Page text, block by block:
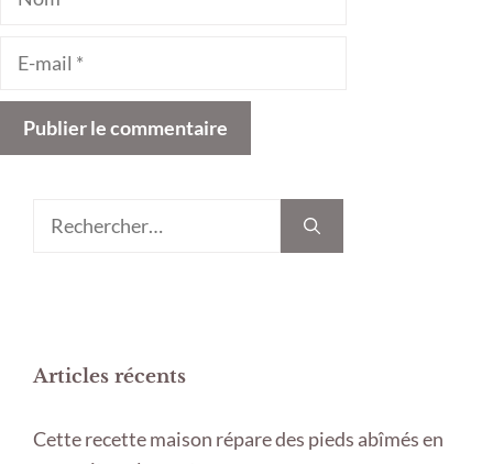
Rechercher :
Articles récents
Cette recette maison répare des pieds abîmés en